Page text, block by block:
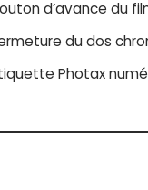
d’avance du
du dos
Photax